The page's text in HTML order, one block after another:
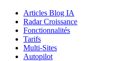
Articles Blog IA
Radar Croissance
Fonctionnalités
Tarifs
Multi-Sites
Autopilot